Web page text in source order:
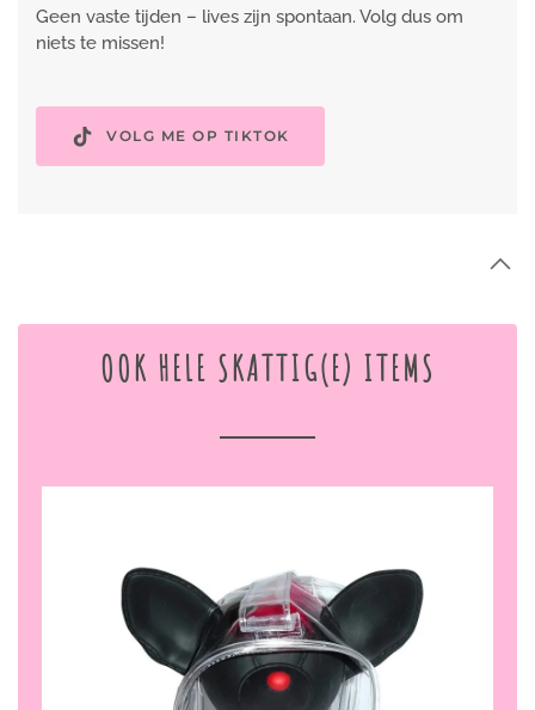
Geen vaste tijden – lives zijn spontaan. Volg dus om
niets te missen!
VOLG ME OP TIKTOK
OOK HELE SKATTIG(E) ITEMS